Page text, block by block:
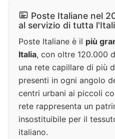
Poste Italiane nel
al servizio di tutta
Poste Italiane è il più
Italia, con oltre 120.000
una rete capillare di più
presenti in ogni angolo
centri urbani ai piccoli
rete rappresenta un
insostituibile per il
italiano.